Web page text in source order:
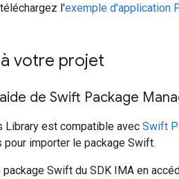
l'exemple d'application
à votre projet
de Swift Package
Library est compatible avec Swift
importer le package Swift.
Swift du SDK IMA en